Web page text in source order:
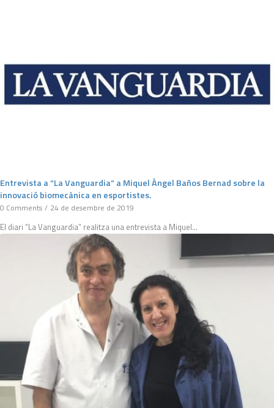
Entrevista a “La Vanguardia” a Miquel Àngel Baños Bernad sobre la
innovació biomecànica en esportistes.
0 Comments / 24 de desembre de 2019
El diari “La Vanguardia” realitza una entrevista a Miquel…